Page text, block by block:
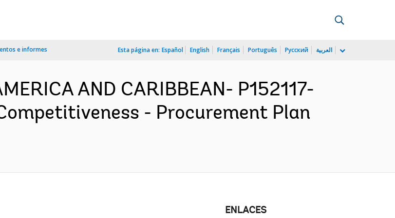
e informes Esta página en: Español English Français Português Русский العربية
AND CARIBBEAN- P152117-
- Procurement Plan
ENLACES